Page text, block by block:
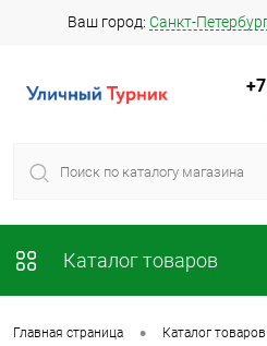
Ваш город: Санкт-
Каталог товаров
Главная страница • Каталог товаров